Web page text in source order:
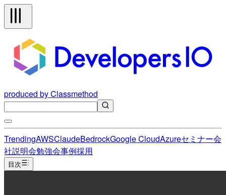
produced by Classmethod
TrendingAWSClaudeBedrockGoogle CloudAzureセミナー会
社説明会勉強会事例採用
目次